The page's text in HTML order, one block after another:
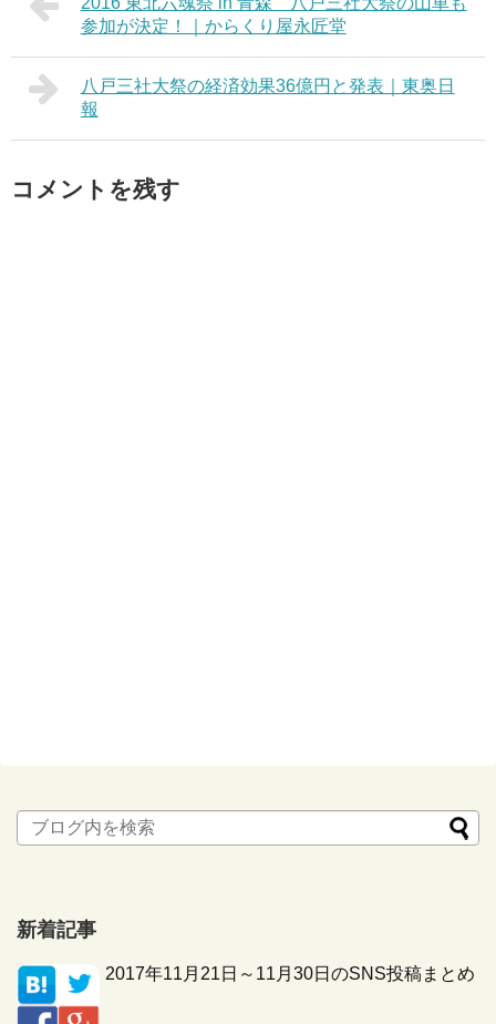
参加が決定！｜からくり屋永匠堂
八戸三社大祭の経済効果36億円と発表｜東奥日
報
コメントを残す
新着記事
2017年11月21日～11月30日のSNS投稿まとめ